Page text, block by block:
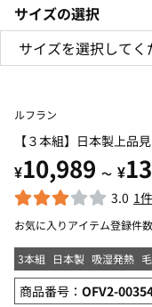
サイズの選択
ルフラン
【３本組】日本製上品
¥10,989 ～ ¥
3.0 1
お気に入りアイテム登録件数
3本組 日本製 吸湿発熱
商品番号： OFV2-